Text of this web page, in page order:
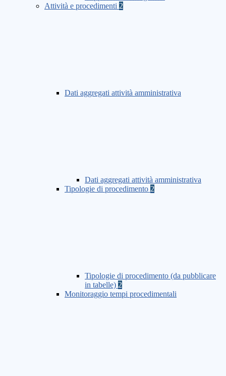
Attività e procedimenti 2
Dati aggregati attività amministrativa
Dati aggregati attività amministrativa
Tipologie di procedimento 2
Tipologie di procedimento (da pubblicare
in tabelle) 2
Monitoraggio tempi procedimentali